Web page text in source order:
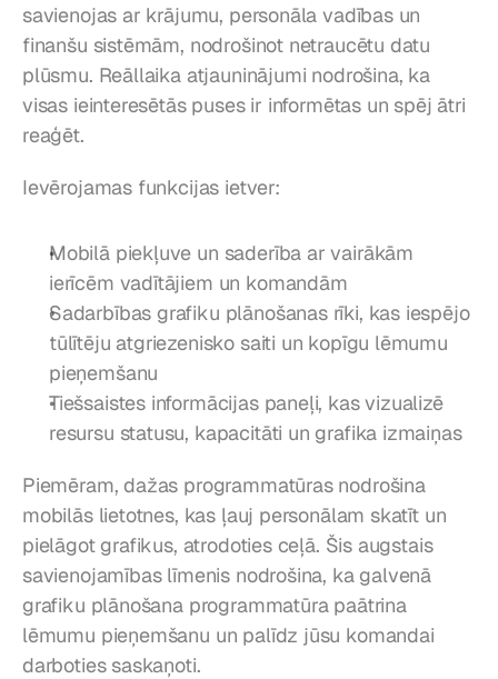
savienojas ar krājumu, personāla vadības un
finanšu sistēmām, nodrošinot netraucētu datu
plūsmu. Reāllaika atjauninājumi nodrošina, ka
visas ieinteresētās puses ir informētas un spēj ātri
reaģēt.
Ievērojamas funkcijas ietver:
Mobilā piekļuve un saderība ar vairākām
ierīcēm vadītājiem un komandām
Sadarbības grafiku plānošanas rīki, kas iespējo
tūlītēju atgriezenisko saiti un kopīgu lēmumu
pieņemšanu
Tiešsaistes informācijas paneļi, kas vizualizē
resursu statusu, kapacitāti un grafika izmaiņas
Piemēram, dažas programmatūras nodrošina
mobilās lietotnes, kas ļauj personālam skatīt un
pielāgot grafikus, atrodoties ceļā. Šis augstais
savienojamības līmenis nodrošina, ka galvenā
grafiku plānošana programmatūra paātrina
lēmumu pieņemšanu un palīdz jūsu komandai
darboties saskaņoti.